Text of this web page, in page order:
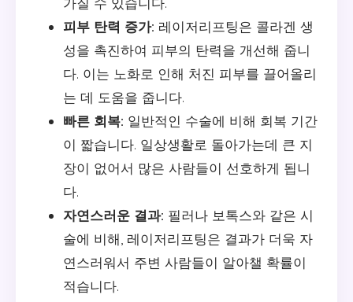
피부 탄력 증가: 레이저리프팅은 콜라겐 생
성을 촉진하여 피부의 탄력을 개선해 줍니
다. 이는 노화로 인해 처진 피부를 끌어올리
는 데 도움을 줍니다.
빠른 회복: 일반적인 수술에 비해 회복 기간
이 짧습니다. 일상생활로 돌아가는데 큰 지
장이 없어서 많은 사람들이 선호하게 됩니
다.
자연스러운 결과: 필러나 보톡스와 같은 시
술에 비해, 레이저리프팅은 결과가 더욱 자
연스러워서 주변 사람들이 알아챌 확률이
적습니다.